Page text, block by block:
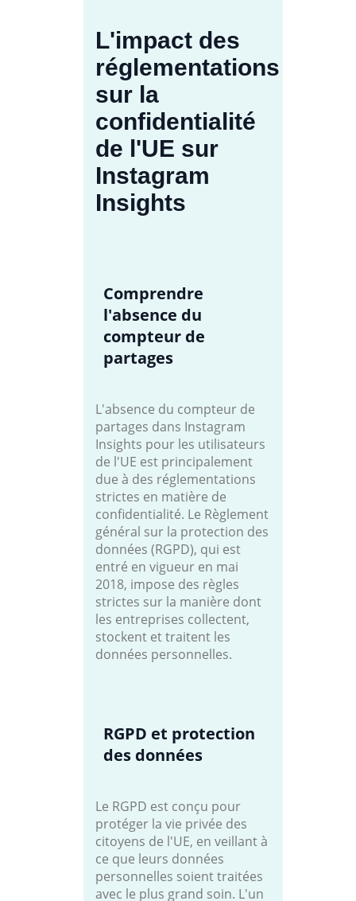
L'impact des
réglementations
sur la
confidentialité
de l'UE sur
Instagram
Insights
Comprendre
l'absence du
compteur de
partages
L'absence du compteur de
partages dans Instagram
Insights pour les utilisateurs
de l'UE est principalement
due à des réglementations
strictes en matière de
confidentialité. Le Règlement
général sur la protection des
données (RGPD), qui est
entré en vigueur en mai
2018, impose des règles
strictes sur la manière dont
les entreprises collectent,
stockent et traitent les
données personnelles.
RGPD et protection
des données
Le RGPD est conçu pour
protéger la vie privée des
citoyens de l'UE, en veillant à
ce que leurs données
personnelles soient traitées
avec le plus grand soin. L'un